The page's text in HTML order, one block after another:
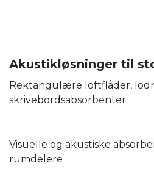
Akustikløsninger til
Rektangulære loftflåder,
skrivebordsabsorbenter.
Visuelle og akustiske
rumdelere